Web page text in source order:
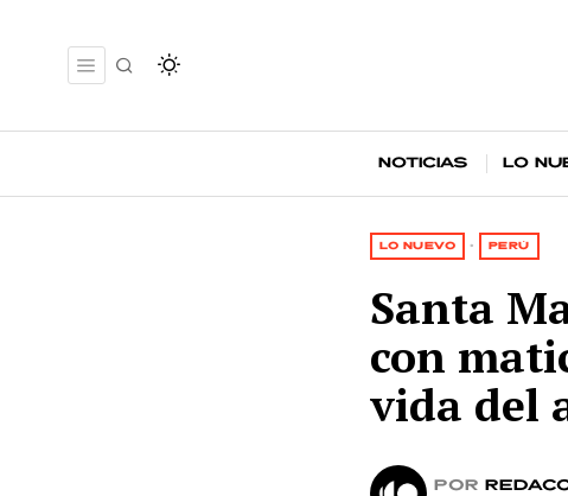
Noticias Lo
LO NUEVO · PERÚ
Santa
con
vida del
por